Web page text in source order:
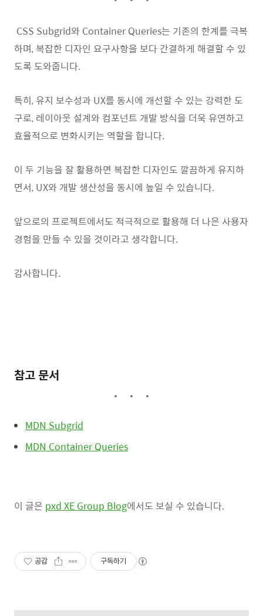
CSS Subgrid와 Container Queries는 기존의 한계를 극복
하며, 복잡한 디자인 요구사항을 보다 간결하게 해결할 수 있
도록 도와줍니다.
특히, 유지 보수성과 UX를 동시에 개선할 수 있는 강력한 도
구로, 레이아웃 설계와 컴포넌트 개발 방식을 더욱 유연하고
효율적으로 변화시키는 역할을 합니다.
이 두 기능을 잘 활용하면 복잡한 디자인도 깔끔하게 유지하
면서, UX와 개발 생산성을 동시에 높일 수 있습니다.
앞으로의 프로젝트에서도 적극적으로 활용해 더 나은 사용자
경험을 만들 수 있을 것이라고 생각합니다.
감사합니다.
참고 문서
MDN Subgrid
MDN Container Queries
이 글은 pxd XE Group Blog에서도 보실 수 있습니다.
공감 구독하기